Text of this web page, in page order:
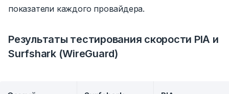
показатели каждого провайдера.
Результаты тестирования скорости PIA и
Surfshark (WireGuard)